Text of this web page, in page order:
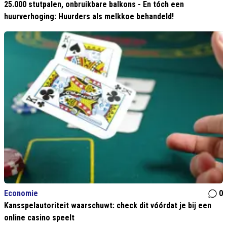
25.000 stutpalen, onbruikbare balkons - En tóch een
huurverhoging: Huurders als melkkoe behandeld!
Economie
0
Kansspelautoriteit waarschuwt: check dit vóórdat je bij een
online casino speelt